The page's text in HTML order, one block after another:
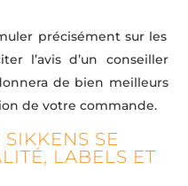
précisément sur les
l’avis d’un conseiller
de bien meilleurs
de votre commande.
SE
LABELS ET